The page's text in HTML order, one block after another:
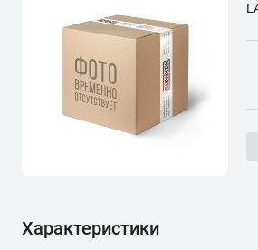
Характеристики